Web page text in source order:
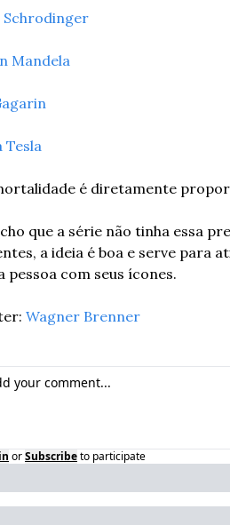
Schrodinger
Mandela
Tesla
é diretamente
que a série não tinha essa
a ideia é boa e serve para
pessoa com seus ícones.
Wagner Brenner
orSubscribeto participate